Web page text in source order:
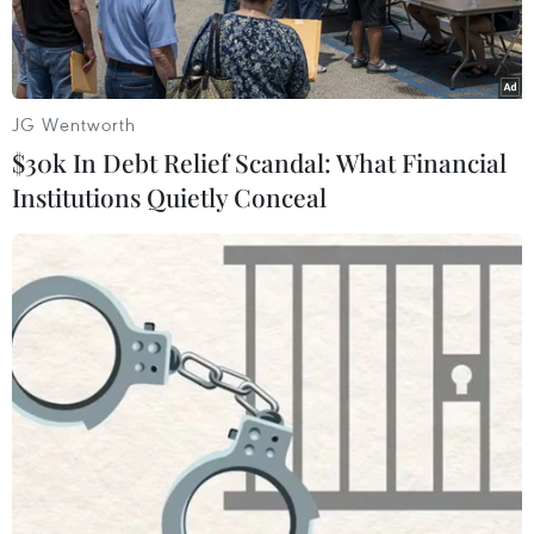
chuẩn...
Giao diện sàn thương mại điện tử Badasa của VietnamPost.
(Ảnh chụp màn hình)
Tổng Công ty Bưu điện Việt Nam (VietnamPost)
ngày 13/6 đã chính thức ra mắt Sàn giao dịch
JG Wentworth
$30k In Debt Relief Scandal: What Financial
Institutions Quietly Conceal